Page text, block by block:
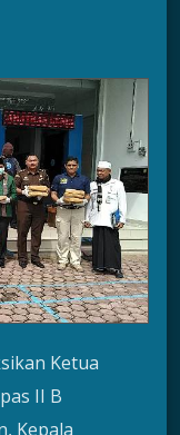
Ketua
II B
Kepala